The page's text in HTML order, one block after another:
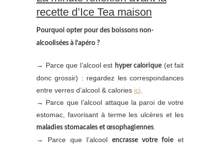
recette d’Ice Tea maison
Pourquoi opter pour des boissons non-
alcoolisées à l’apéro ?
→ Parce que l’alcool est hyper calorique (et fait
donc grossir) : regardez les correspondances
entre verres d’alcool & calories ici
→ Parce que l’alcool attaque la paroi de votre
estomac, favorisant à terme les ulcères et les
maladies stomacales et œsophagiennes
→ Parce que l’alcool encrasse votre foie et